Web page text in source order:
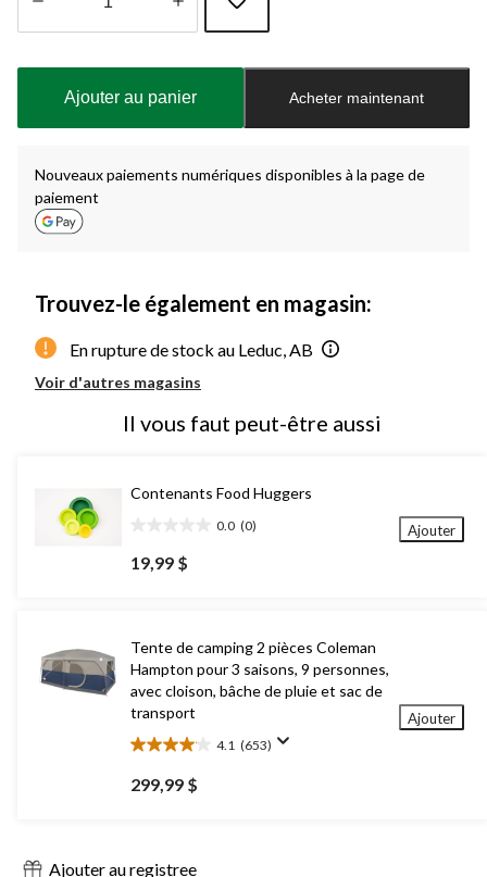
à
Ajouter au panier Acheter maintenant
Nouveaux paiements numériques disponibles à la page de
paiement
Trouvez-le également en magasin:
En rupture de stock au Leduc, AB
Voir d'autres magasins
Il vous faut peut-être aussi
Contenants Food Huggers
0.0 (0)
étoile(s)
sur
19,99 $
Ajouter
Tente de camping 2 pièces Coleman
Hampton pour 3 saisons, 9 personnes,
avec cloison, bâche de pluie et sac de
transport
4.1 (653)
4.1
étoile(s)
sur
299,99 $
Ajouter
Ajouter au registree